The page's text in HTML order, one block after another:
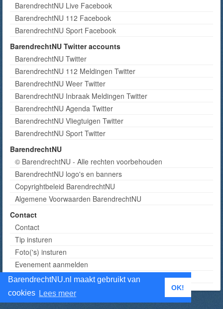
BarendrechtNU.nl maakt gebruikt van
cookies Lees meer
OK!
BarendrechtNU Live Facebook
BarendrechtNU 112 Facebook
BarendrechtNU Sport Facebook
BarendrechtNU Twitter accounts
BarendrechtNU Twitter
BarendrechtNU 112 Meldingen Twitter
BarendrechtNU Weer Twitter
BarendrechtNU Inbraak Meldingen Twitter
BarendrechtNU Agenda Twitter
BarendrechtNU Vliegtuigen Twitter
BarendrechtNU Sport Twitter
BarendrechtNU
© BarendrechtNU - Alle rechten voorbehouden
BarendrechtNU logo's en banners
Copyrightbeleid BarendrechtNU
Algemene Voorwaarden BarendrechtNU
Contact
Contact
Tip insturen
Foto('s) insturen
Evenement aanmelden
Informatie aanvragen adverteren